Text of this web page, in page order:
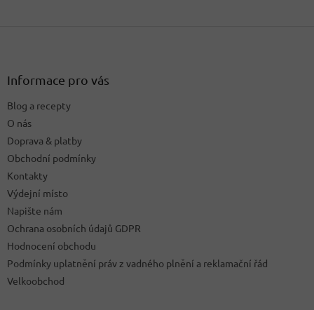
Informace pro vás
Blog a recepty
O nás
Doprava & platby
Obchodní podmínky
Kontakty
Výdejní místo
Napište nám
Ochrana osobních údajů GDPR
Hodnocení obchodu
Podmínky uplatnění práv z vadného plnění a reklamační řád
Velkoobchod